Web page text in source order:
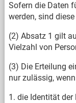
Sofern die Daten
werden, sind
(2) Absatz 1 gilt
Vielzahl von
(3) Die Erteilung
nur zulässig, wenn
1. die Identität der